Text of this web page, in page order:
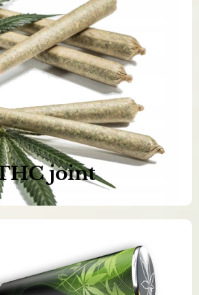
joint
jsou 100% čisté a
přírodní
nyní >>